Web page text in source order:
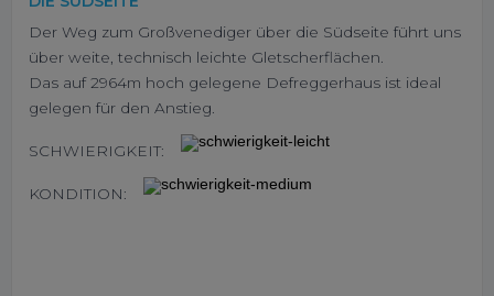
Der Weg zum Großvenediger über die Südseite führt uns
über weite, technisch leichte Gletscherflächen.
Das auf 2964m hoch gelegene Defreggerhaus ist ideal
gelegen für den Anstieg.
SCHWIERIGKEIT:
KONDITION: